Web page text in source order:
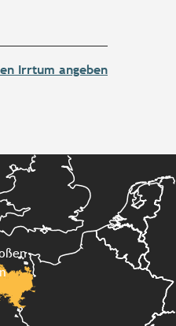
Irrtum angeben